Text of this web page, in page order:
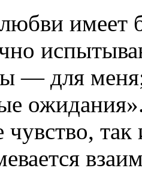
имеет
— для
чувство,